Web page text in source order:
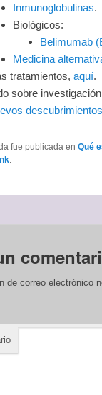
Inmunoglobulinas.
Biológicos:
Belimumab
Medicina
tratamientos, aquí.
sobre
fue publicada en Qué
.
de correo electrónico